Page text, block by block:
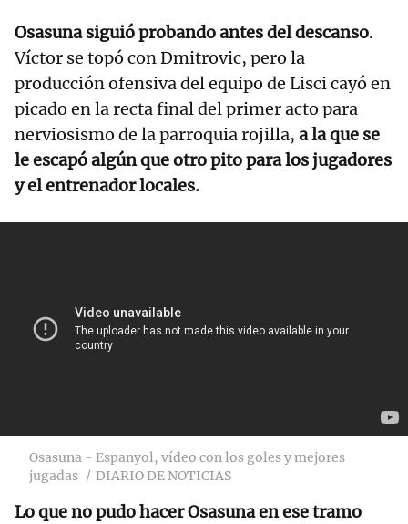
Osasuna siguió probando antes del descanso.
Víctor se topó con Dmitrovic, pero la
producción ofensiva del equipo de Lisci cayó en
picado en la recta final del primer acto para
nerviosismo de la parroquia rojilla, a la que se
le escapó algún que otro pito para los jugadores
y el entrenador locales.
Osasuna - Espanyol, vídeo con los goles y mejores
jugadas
DIARIO DE NOTICIAS
Lo que no pudo hacer Osasuna en ese tramo